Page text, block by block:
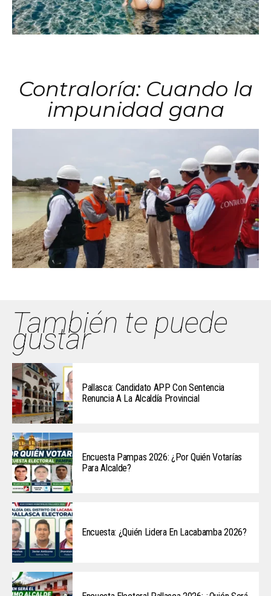
Contraloría: Cuando la
impunidad gana
También te puede
gustar
Pallasca: Candidato APP Con Sentencia
Renuncia A La Alcaldía Provincial
Encuesta Pampas 2026: ¿Por Quién Votarías
Para Alcalde?
Encuesta: ¿Quién Lidera En Lacabamba 2026?